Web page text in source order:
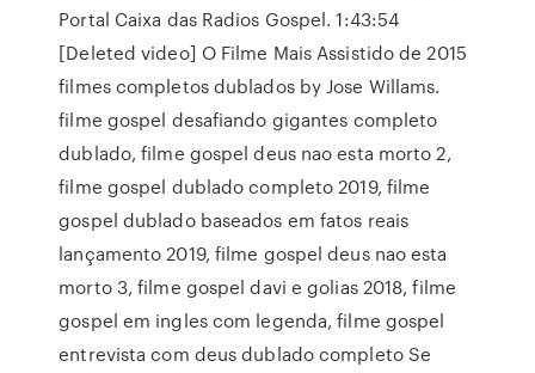
Portal Caixa das Radios Gospel. 1:43:54
[Deleted video] O Filme Mais Assistido de 2015
filmes completos dublados by Jose Willams.
filme gospel desafiando gigantes completo
dublado, filme gospel deus nao esta morto 2,
filme gospel dublado completo 2019, filme
gospel dublado baseados em fatos reais
lançamento 2019, filme gospel deus nao esta
morto 3, filme gospel davi e golias 2018, filme
gospel em ingles com legenda, filme gospel
entrevista com deus dublado completo Se